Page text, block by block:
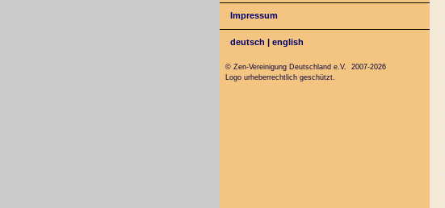
Impressum
deutsch |english
© Zen-Vereinigung Deutschland e.V. 2007-2026
Logo urheberrechtlich geschützt.